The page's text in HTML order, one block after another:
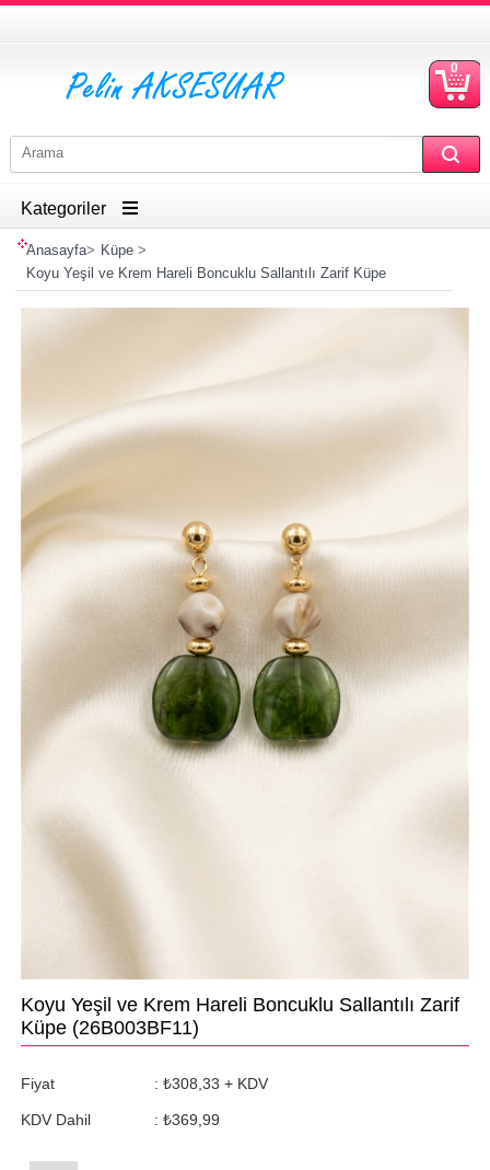
0
Kategoriler
Anasayfa> Küpe>
Koyu Yeşil ve Krem Hareli Boncuklu Sallantılı Zarif Küpe
Koyu Yeşil ve Krem Hareli Boncuklu Sallantılı Zarif
Küpe (26B003BF11)
Fiyat : ₺308,33 + KDV
KDV Dahil : ₺369,99